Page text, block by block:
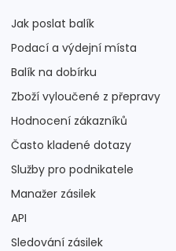
Jak poslat balík
Podací a výdejní místa
Balík na dobírku
Zboží vyloučené z přepravy
Hodnocení zákazníků
Často kladené dotazy
Služby pro podnikatele
Manažer zásilek
API
Sledování zásilek